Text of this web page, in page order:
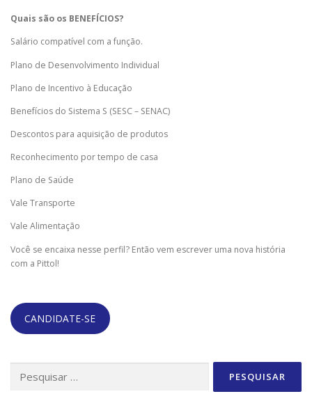
Quais são os BENEFÍCIOS?
Salário compatível com a função.
Plano de Desenvolvimento Individual
Plano de Incentivo à Educação
Benefícios do Sistema S (SESC – SENAC)
Descontos para aquisição de produtos
Reconhecimento por tempo de casa
Plano de Saúde
Vale Transporte
Vale Alimentação
Você se encaixa nesse perfil? Então vem escrever uma nova história
com a Pittol!
CANDIDATE-SE
por: